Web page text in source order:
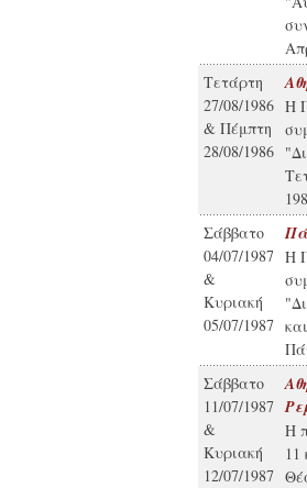
Τετάρτη
27/08/1986
& Πέμπτη
28/08/1986
Η
Σάββατο
04/07/1987
&
Κυριακή
05/07/1987
Η
Σάββατο
11/07/1987
&
Κυριακή
12/07/1987
Η
11